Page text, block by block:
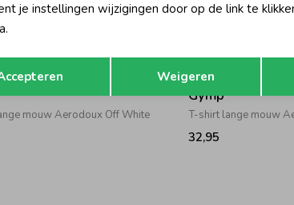
mouw Aerodoux Off White
Gymp
T-shirt lange mouw
32,95
Terug
je instellingen wijzigingen door op de link te
Weigeren